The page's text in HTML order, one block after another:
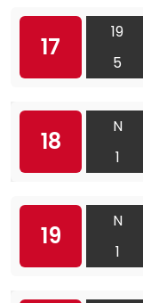
17
19
5
18
N
1
19
N
1